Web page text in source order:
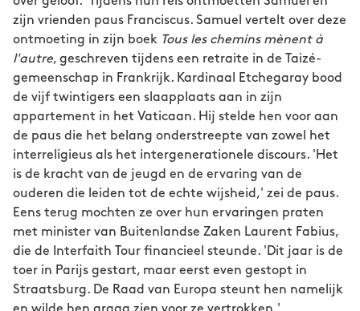
zijn vrienden paus Franciscus. Samuel vertelt over deze
ontmoeting in zijn boek Tous les chemins mènent à
l'autre, geschreven tijdens een retraite in de Taizé-
gemeenschap in Frankrijk. Kardinaal Etchegaray bood
de vijf twintigers een slaapplaats aan in zijn
appartement in het Vaticaan. Hij stelde hen voor aan
de paus die het belang onderstreepte van zowel het
interreligieus als het intergenerationele discours. 'Het
is de kracht van de jeugd en de ervaring van de
ouderen die leiden tot de echte wijsheid,' zei de paus.
Eens terug mochten ze over hun ervaringen praten
met minister van Buitenlandse Zaken Laurent Fabius,
die de Interfaith Tour financieel steunde. 'Dit jaar is de
toer in Parijs gestart, maar eerst even gestopt in
Straatsburg. De Raad van Europa steunt hen namelijk